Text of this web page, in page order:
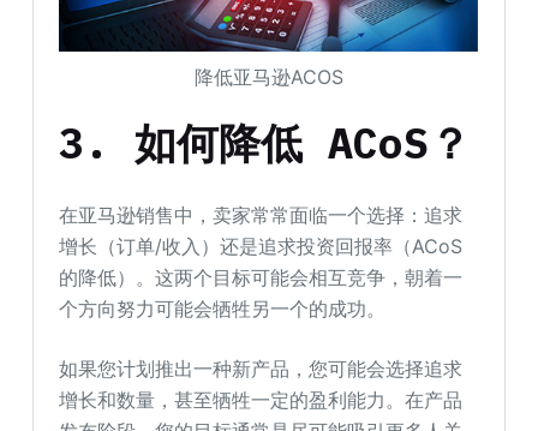
降低亚马逊ACOS
3. 如何降低 ACoS？
在亚马逊销售中，卖家常常面临一个选择：追求
增长（订单/收入）还是追求投资回报率（ACoS
的降低）。这两个目标可能会相互竞争，朝着一
个方向努力可能会牺牲另一个的成功。
如果您计划推出一种新产品，您可能会选择追求
增长和数量，甚至牺牲一定的盈利能力。在产品